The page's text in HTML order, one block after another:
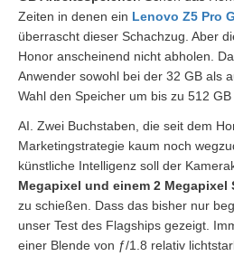
Zeiten in denen ein Lenovo Z5 Pro
überrascht dieser Schachzug. Aber
Honor anscheinend nicht abholen.
Anwender sowohl bei der 32 GB als
Wahl den Speicher um bis zu 512 GB
AI. Zwei Buchstaben, die seit dem
Marketingstrategie kaum noch
künstliche Intelligenz soll der
Megapixel und einem 2 Megapixel
zu schießen. Dass das bisher nur
unser Test des Flagships gezeigt.
einer Blende von ƒ/1.8 relativ